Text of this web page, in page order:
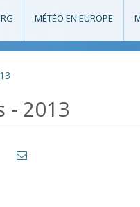
MÉTÉO EN EUROPE
- 2013